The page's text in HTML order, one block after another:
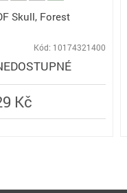
Skull, Forest
Kód: 10174321400
Kč